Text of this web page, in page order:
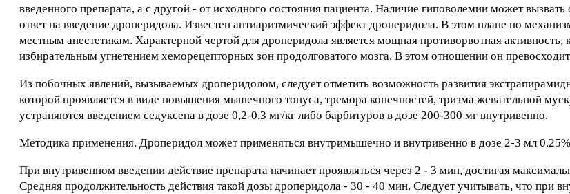
введенного препарата, а с другой - от исходного состояния пациента. Наличие гиповолемии может
ответ на введение дроперидола. Известен антиаритмический эффект дроперидола. В этом плане по
местным анестетикам. Характерной чертой для дроперидола является мощная противорвотная активность,
избирательным угнетением хеморецепторных зон продолговатого мозга. В этом отношении он
Из побочных явлений, вызываемых дроперидолом, следует отметить возможность развития
которой проявляется в виде повышения мышечного тонуса, тремора конечностей, тризма жевательной
устраняются введением седуксена в дозе 0,2-0,3 мг/кг либо барбитуров в дозе 200-300 мг внутривенно.
Методика применения. Дроперидол может применяться внутримышечно и внутривенно в дозе 2-3 мл 0,25%
При внутривенном введении действие препарата начинает проявляться через 2 - 3 мин, достигая
Средняя продолжительность действия такой дозы дроперидола - 30 - 40 мин. Следует учитывать, что при